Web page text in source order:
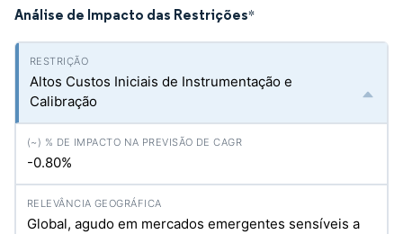
Análise de Impacto das Restrições*
Altos Custos Iniciais de Instrumentação e
Calibração
-0.80%
Global, agudo em mercados emergentes sensíveis a